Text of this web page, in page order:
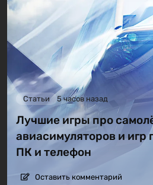
Статьи 5 часов назад
Лучшие игры про
авиасимуляторов и игр
ПК и телефон
Оставить комментарий